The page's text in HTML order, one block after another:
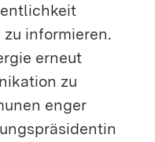
informieren.
erneut
zu
enger